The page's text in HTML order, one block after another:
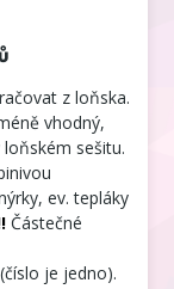
z loňska.
vhodný,
sešitu.
ev. tepláky
Částečné
je jedno).